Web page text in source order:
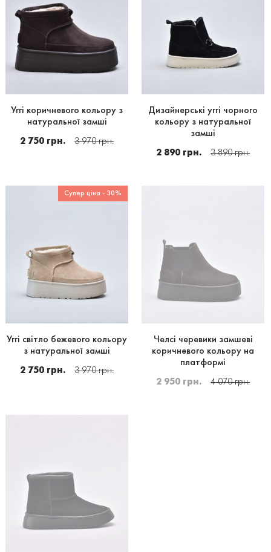
Уггі коричневого кольору з
натуральної замші
2 750 грн. 3 970 грн.
Дизайнерські уггі чорного
кольору з натуральної
замші
2 890 грн. 3 890 грн.
Супер ціна - 30%
Уггі світло бежевого кольору
з натуральної замші
2 750 грн. 3 970 грн.
Челсі черевики замшеві
коричневого кольору на
платформі
2 950 грн. 4 070 грн.